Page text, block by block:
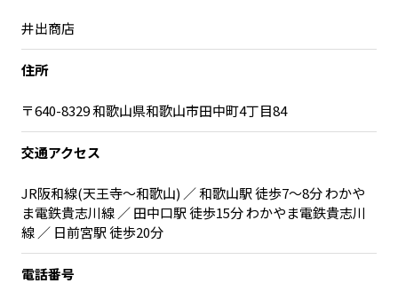
宮崎エリア
沖縄エリア
カテゴリから探す
プレスリリース
行政連携記事
MILCプロジェクト
Localist
SDGsの先駆者
イベント
井出商店
住所
〒640-8329 和歌山県和歌山市田中町4丁目84
交通アクセス
JR阪和線(天王寺～和歌山) ／ 和歌山駅 徒歩7～8分 わかや
ま電鉄貴志川線 ／ 田中口駅 徒歩15分 わかやま電鉄貴志川
線 ／ 日前宮駅 徒歩20分
電話番号